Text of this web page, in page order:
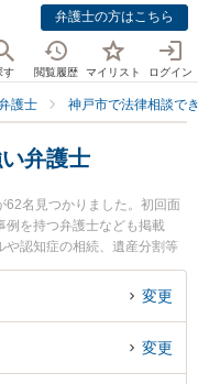
弁護士の方はこちら
す 閲覧履歴 マイリスト ログイン
護士 神戸市で法律相談で
弁護士
62名見つかりました。初回面
例を持つ弁護士なども掲載
や認知症の相続、遺産分割等
特に神戸ポート法律事務所の
弁護士、神戸さきがけ法律事
決の実績豊富な近くの弁護
律相談できる神戸市中央区内
変更
変更